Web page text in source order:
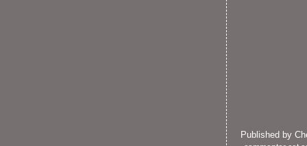
Published by